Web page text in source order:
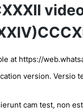
at https://
version. Versio
cam test, non